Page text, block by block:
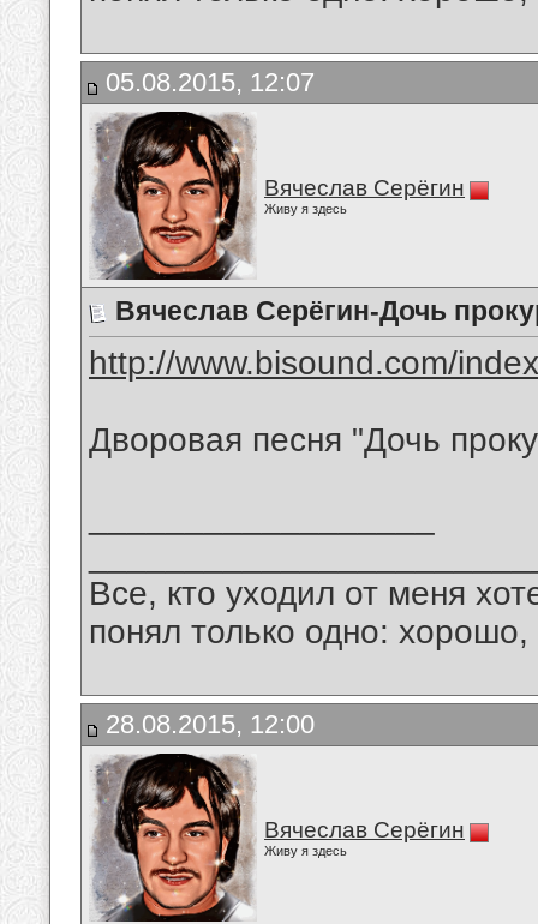
05.08.2015, 12:07
Вячеслав Серёгин
Живу я здесь
Вячеслав Серёгин-Дочь
http://www.bisound.com/
Дворовая песня "Дочь
Все, кто уходил от меня
понял только одно:
28.08.2015, 12:00
Вячеслав Серёгин
Живу я здесь